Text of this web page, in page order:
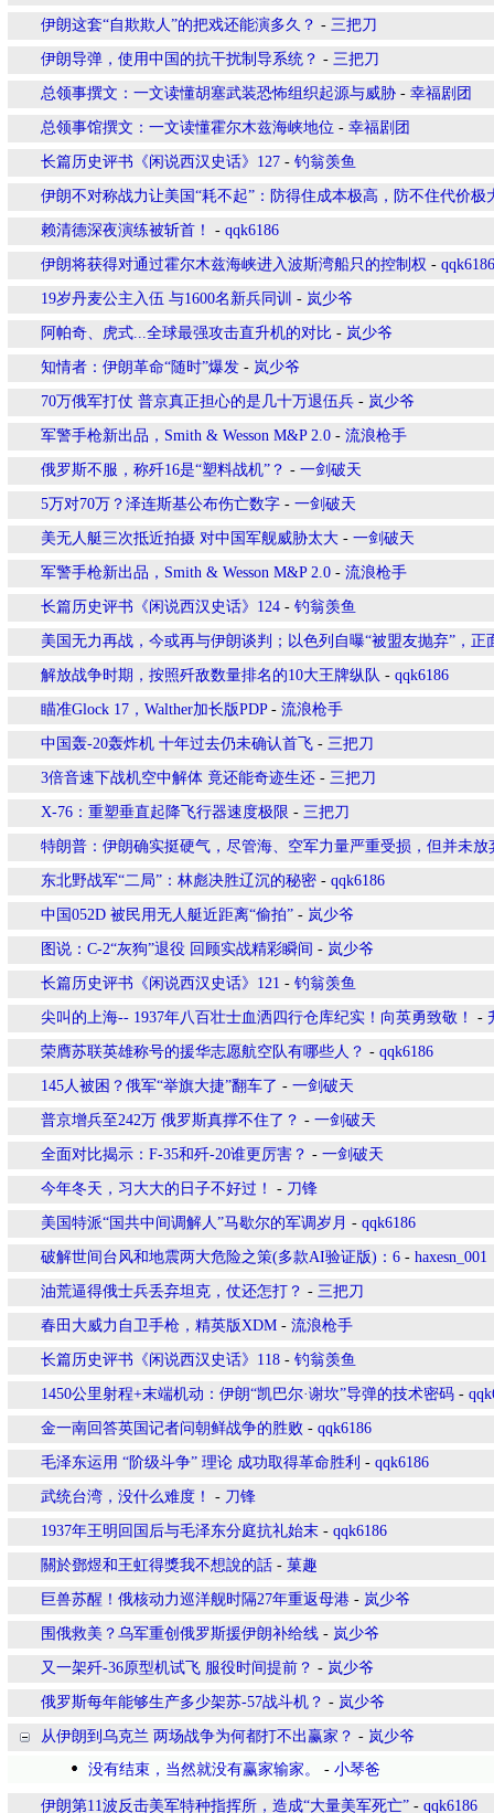
伊朗这套“自欺欺人”的把戏还能演多久？ - 三把刀
伊朗导弹，使用中国的抗干扰制导系统？ - 三把刀
总领事撰文：一文读懂胡塞武装恐怖组织起源与威胁 - 幸福剧团
总领事馆撰文：一文读懂霍尔木兹海峡地位 - 幸福剧团
长篇历史评书《闲说西汉史话》127 - 钓翁羡鱼
伊朗不对称战力让美国“耗不起”：防得住成本极高，防不住代价极
赖清德深夜演练被斩首！ - qqk6186
伊朗将获得对通过霍尔木兹海峡进入波斯湾船只的控制权 - qqk6186
19岁丹麦公主入伍 与1600名新兵同训 - 岚少爷
阿帕奇、虎式...全球最强攻击直升机的对比 - 岚少爷
知情者：伊朗革命“随时”爆发 - 岚少爷
70万俄军打仗 普京真正担心的是几十万退伍兵 - 岚少爷
军警手枪新出品，Smith & Wesson M&P 2.0 - 流浪枪手
俄罗斯不服，称歼16是“塑料战机”？ - 一剑破天
5万对70万？泽连斯基公布伤亡数字 - 一剑破天
美无人艇三次抵近拍摄 对中国军舰威胁太大 - 一剑破天
军警手枪新出品，Smith & Wesson M&P 2.0 - 流浪枪手
长篇历史评书《闲说西汉史话》124 - 钓翁羡鱼
美国无力再战，今或再与伊朗谈判；以色列自曝“被盟友抛弃”，正
解放战争时期，按照歼敌数量排名的10大王牌纵队 - qqk6186
瞄准Glock 17，Walther加长版PDP- 流浪枪手
中国轰-20轰炸机 十年过去仍未确认首飞 - 三把刀
3倍音速下战机空中解体 竟还能奇迹生还 - 三把刀
X-76：重塑垂直起降飞行器速度极限 - 三把刀
特朗普：伊朗确实挺硬气，尽管海、空军力量严重受损，但并未
东北野战军“二局”：林彪决胜辽沉的秘密 - qqk6186
中国052D 被民用无人艇近距离“偷拍” - 岚少爷
图说：C-2“灰狗”退役 回顾实战精彩瞬间 - 岚少爷
长篇历史评书《闲说西汉史话》121 - 钓翁羡鱼
尖叫的上海-- 1937年八百壮士血洒四行仓库纪实！向英勇致敬！ -
荣膺苏联英雄称号的援华志愿航空队有哪些人？ - qqk6186
145人被困？俄军“举旗大捷”翻车了 - 一剑破天
普京增兵至242万 俄罗斯真撑不住了？ - 一剑破天
全面对比揭示：F-35和歼-20谁更厉害？ - 一剑破天
今年冬天，习大大的日子不好过！ - 刀锋
美国特派“国共中间调解人”马歇尔的军调岁月 - qqk6186
破解世间台风和地震两大危险之策(多款AI验证版)：6 - haxesn_001
油荒逼得俄士兵丢弃坦克，仗还怎打？ - 三把刀
春田大威力自卫手枪，精英版XDM - 流浪枪手
长篇历史评书《闲说西汉史话》118 - 钓翁羡鱼
1450公里射程+末端机动：伊朗“凯巴尔·谢坎”导弹的技术密码 -
金一南回答英国记者问朝鲜战争的胜败 - qqk6186
毛泽东运用 “阶级斗争” 理论 成功取得革命胜利 - qqk6186
武统台湾，没什么难度！ - 刀锋
1937年王明回国后与毛泽东分庭抗礼始末 - qqk6186
關於鄧煜和王虹得獎我不想說的話 - 菓趣
巨兽苏醒！俄核动力巡洋舰时隔27年重返母港 - 岚少爷
围俄救美？乌军重创俄罗斯援伊朗补给线 - 岚少爷
又一架歼-36原型机试飞 服役时间提前？ - 岚少爷
俄罗斯每年能够生产多少架苏-57战斗机？ - 岚少爷
从伊朗到乌克兰 两场战争为何都打不出赢家？ - 岚少爷
没有结束，当然就没有赢家输家。
- 小琴爸
伊朗第11波反击美军特种指挥所，造成“大量美军死亡” - qqk6186